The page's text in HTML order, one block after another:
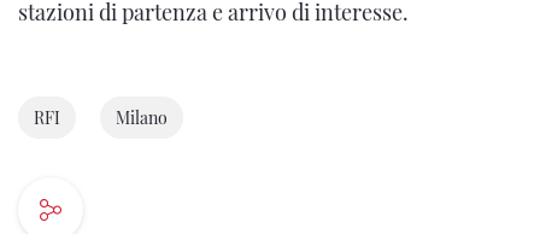
stazioni di partenza e arrivo di interesse.
RFI Milano